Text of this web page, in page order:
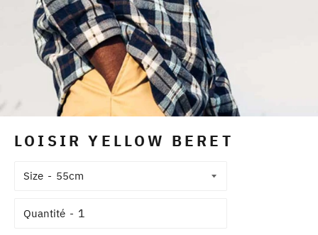
LOISIR YELLOW BERET
Size
Quantité